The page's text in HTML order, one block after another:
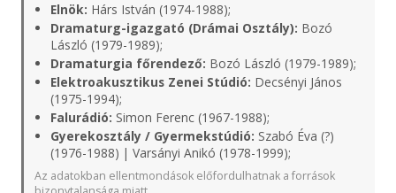
Elnök: Hárs István (1974-1988);
Dramaturg-igazgató (Drámai Osztály): Bozó
László (1979-1989);
Dramaturgia főrendező: Bozó László (1979-1989);
Elektroakusztikus Zenei Stúdió: Decsényi János
(1975-1994);
Falurádió: Simon Ferenc (1967-1988);
Gyerekosztály / Gyermekstúdió: Szabó Éva (?)
(1976-1988) | Varsányi Anikó (1978-1999);
Az adatokban ellentmondások előfordulhatnak a források